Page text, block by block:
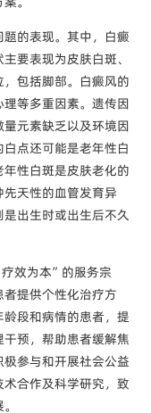
的表现。其中，白癜
要表现为皮肤白斑、
包括脚部。白癜风的
等多重因素。遗传因
元素缺乏以及环境因
点还可能是老年性白
性白斑是皮肤老化的
天性的血管发育异
出生时或出生后不久
效为本”的服务宗
提供个性化治疗方
段和病情的患者，提
预，帮助患者缓解焦
参与和开展社会公益
合作及科学研究，致